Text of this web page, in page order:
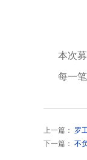
本次
每一
上一篇： 罗
下一篇： 不